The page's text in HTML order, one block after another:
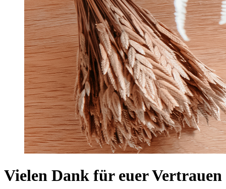
Vielen Dank für euer Vertrauen